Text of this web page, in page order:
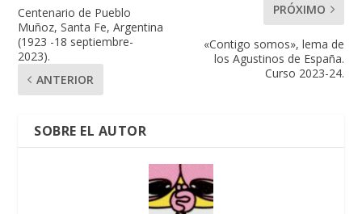
Centenario de Pueblo
Muñoz, Santa Fe, Argentina
(1923 -18 septiembre-
2023).
ANTERIOR
PRÓXIMO
«Contigo somos», lema de
los Agustinos de España.
Curso 2023-24.
SOBRE EL AUTOR